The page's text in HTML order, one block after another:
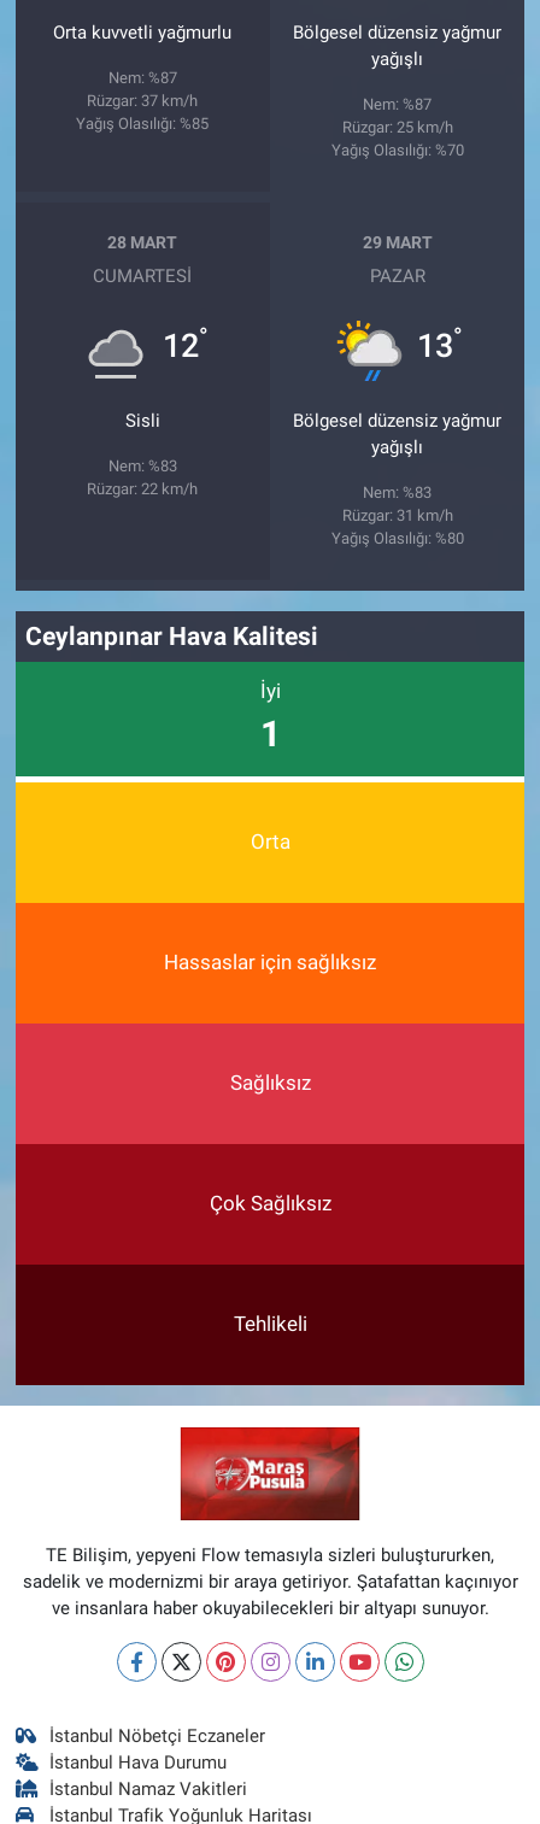
Orta kuvvetli yağmurlu
Nem: %87
Rüzgar: 37 km/h
Yağış Olasılığı: %85
Bölgesel düzensiz yağmur
yağışlı
Nem: %87
Rüzgar: 25 km/h
Yağış Olasılığı: %70
28 MART
CUMARTESI
12°
Sisli
Nem: %83
Rüzgar: 22 km/h
29 MART
PAZAR
13°
Bölgesel düzensiz yağmur
yağışlı
Nem: %83
Rüzgar: 31 km/h
Yağış Olasılığı: %80
Ceylanpınar Hava Kalitesi
İyi
1
Orta
Hassaslar için sağlıksız
Sağlıksız
Çok Sağlıksız
Tehlikeli
TE Bilişim, yepyeni Flow temasıyla sizleri buluştururken,
sadelik ve modernizmi bir araya getiriyor. Şatafattan kaçınıyor
ve insanlara haber okuyabilecekleri bir altyapı sunuyor.
İstanbul Nöbetçi Eczaneler
İstanbul Hava Durumu
İstanbul Namaz Vakitleri
İstanbul Trafik Yoğunluk Haritası